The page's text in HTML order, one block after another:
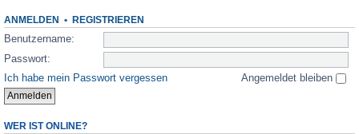
ANMELDEN • REGISTRIEREN
Benutzername:
Passwort:
Ich habe mein Passwort vergessen
Angemeldet bleiben
WER IST ONLINE?